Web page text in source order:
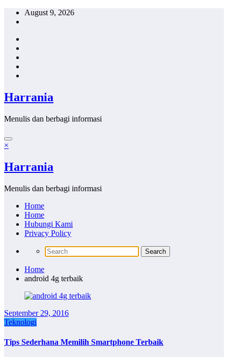
Skip
August 9, 2026
Harrania
Menulis dan berbagi informasi
×
Harrania
Menulis dan berbagi informasi
Home
Home
Hubungi Kami
Privacy Policy
Home
android 4g terbaik
September 29, 2016
Teknologi
Tips Sederhana Memilih Smartphone Terbaik